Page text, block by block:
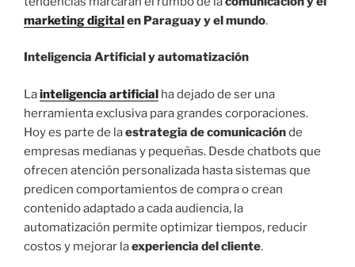
marketing digitalen Paraguay y el mundo.
Inteligencia Artificial y automatización
Lainteligencia artificial ha dejado de ser una
herramienta exclusiva para grandes corporaciones.
Hoy es parte de laestrategia de comunicaciónde
empresas medianas y pequeñas. Desde chatbots que
ofrecen atención personalizada hasta sistemas que
predicen comportamientos de compra o crean
contenido adaptado a cada audiencia, la
automatización permite optimizar tiempos, reducir
costos y mejorar laexperiencia del cliente.